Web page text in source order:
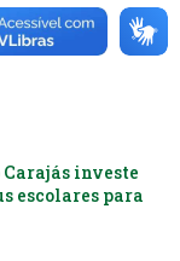
investe
escolares para